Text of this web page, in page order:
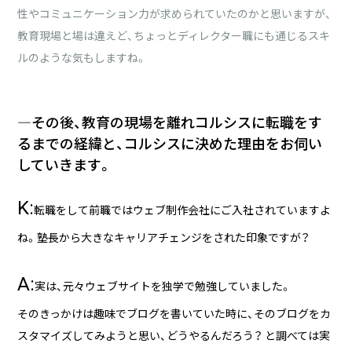
性やコミュニケーション力が求められていたのかと思いますが、
教育現場と場は違えど、ちょっとディレクター職にも通じるスキ
ルのような気もしますね。
―その後、教育の現場を離れコルシスに転職をす
るまでの経緯と、コルシスに決めた理由をお伺い
していきます。
K:転職をして前職ではウェブ制作会社にご入社されていますよ
ね。塾長から大きなキャリアチェンジをされた印象ですが？
A:実は、元々ウェブサイトを独学で勉強していました。
そのきっかけは趣味でブログを書いていた時に、そのブログをカ
スタマイズしてみようと思い、どうやるんだろう？ と調べては実